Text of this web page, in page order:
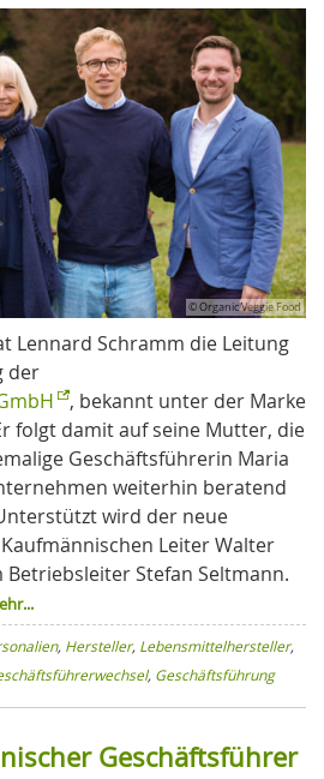
© Organic Veggie Food
Lennard Schramm die Leitung
der
, bekannt unter der Marke
folgt damit auf seine Mutter, die
Geschäftsführerin Maria
weiterhin beratend
wird der neue
Leiter Walter
Stefan Seltmann.
, Hersteller, Lebensmittelhersteller,
, Geschäftsführung
Geschäftsführer